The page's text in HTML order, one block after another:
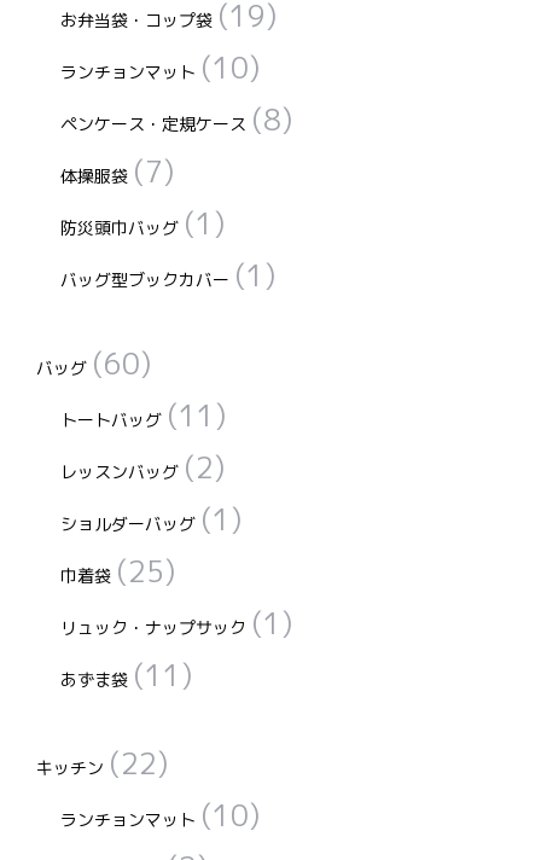
お弁当袋・コップ袋 (19)
ランチョンマット (10)
ペンケース・定規ケース (8)
体操服袋 (7)
防災頭巾バッグ (1)
バッグ型ブックカバー (1)
バッグ (60)
トートバッグ (11)
レッスンバッグ (2)
ショルダーバッグ (1)
巾着袋 (25)
リュック・ナップサック (1)
あずま袋 (11)
キッチン (22)
ランチョンマット (10)